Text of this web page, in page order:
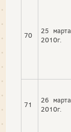
70
25 марта
2010г.
71
26 марта
2010г.